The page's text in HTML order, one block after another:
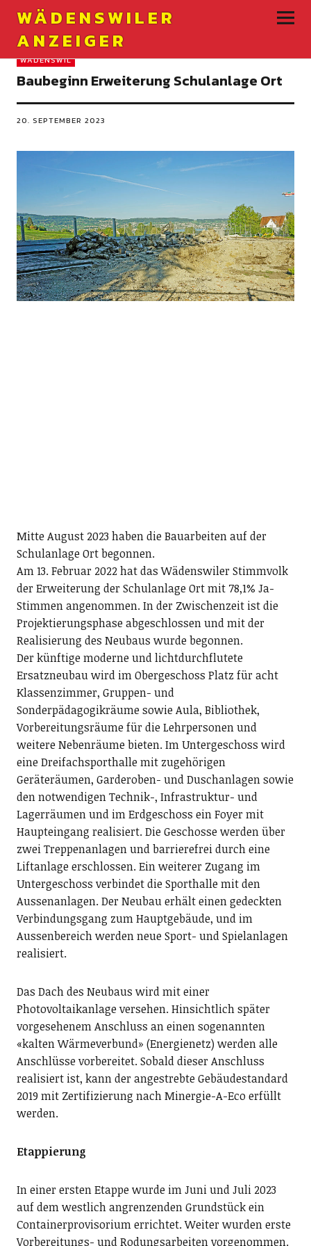
WÄDENSWILER
ANZEIGER
WÄDENSWIL
Baubeginn Erweiterung Schulanlage Ort
20. SEPTEMBER 2023
Mitte August 2023 haben die Bauarbeiten auf der
Schulanlage Ort begonnen.
Am 13. Februar 2022 hat das Wädenswiler Stimmvolk
der Erweiterung der Schulanlage Ort mit 78,1% Ja-
Stimmen angenommen. In der Zwischenzeit ist die
Projektierungsphase abgeschlossen und mit der
Realisierung des Neubaus wurde begonnen.
Der künftige moderne und lichtdurchflutete
Ersatzneubau wird im Obergeschoss Platz für acht
Klassenzimmer, Gruppen- und
Sonderpädagogikräume sowie Aula, Bibliothek,
Vorbereitungsräume für die Lehrpersonen und
weitere Nebenräume bieten. Im Untergeschoss wird
eine Dreifachsporthalle mit zugehörigen
Geräteräumen, Garderoben- und Duschanlagen sowie
den notwendigen Technik-, Infrastruktur- und
Lagerräumen und im Erdgeschoss ein Foyer mit
Haupteingang realisiert. Die Geschosse werden über
zwei Treppenanlagen und barrierefrei durch eine
Liftanlage erschlossen. Ein weiterer Zugang im
Untergeschoss verbindet die Sporthalle mit den
Aussenanlagen. Der Neubau erhält einen gedeckten
Verbindungsgang zum Hauptgebäude, und im
Aussenbereich werden neue Sport- und Spielanlagen
realisiert.
Das Dach des Neubaus wird mit einer
Photovoltaikanlage versehen. Hinsichtlich später
vorgesehenem Anschluss an einen sogenannten
«kalten Wärmeverbund» (Energienetz) werden alle
Anschlüsse vorbereitet. Sobald dieser Anschluss
realisiert ist, kann der angestrebte Gebäudestandard
2019 mit Zertifizierung nach Minergie-A-Eco erfüllt
werden.
Etappierung
In einer ersten Etappe wurde im Juni und Juli 2023
auf dem westlich angrenzenden Grundstück ein
Containerprovisorium errichtet. Weiter wurden erste
Vorbereitungs- und Rodungsarbeiten vorgenommen.